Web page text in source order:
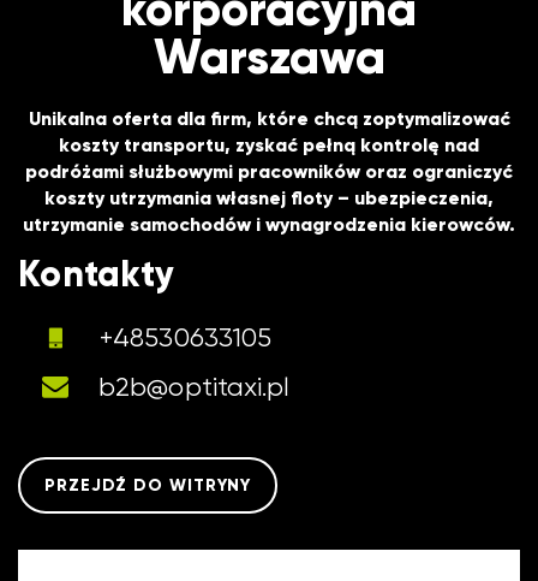
Warszawa
Unikalna oferta dla firm, które chcą zoptymalizować
koszty transportu, zyskać pełną kontrolę nad
podróżami służbowymi pracowników oraz ograniczyć
koszty utrzymania własnej floty – ubezpieczenia,
utrzymanie samochodów i wynagrodzenia kierowców.
Kontakty
+48530633105
b2b@optitaxi.pl
PRZEJDŹ DO WITRYNY